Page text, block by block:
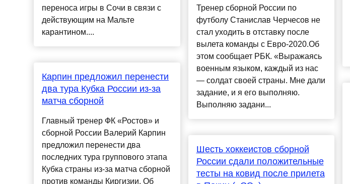
переноса игры в Сочи в связи с
действующим на Мальте
карантином....
Карпин предложил перенести
два тура Кубка России из-за
матча сборной
Главный тренер ФК «Ростов» и
сборной России Валерий Карпин
предложил перенести два
последних тура группового этапа
Кубка страны из-за матча сборной
против команды Киргизии. Об
Тренер сборной России по
футболу Станислав Черчесов не
стал уходить в отставку после
вылета команды с Евро-2020.Об
этом сообщает РБК. «Выражаясь
военным языком, каждый из нас
— солдат своей страны. Мне дали
задание, и я его выполняю.
Выполняю задани...
Шесть хоккеистов сборной
России сдали положительные
тесты на ковид после прилета